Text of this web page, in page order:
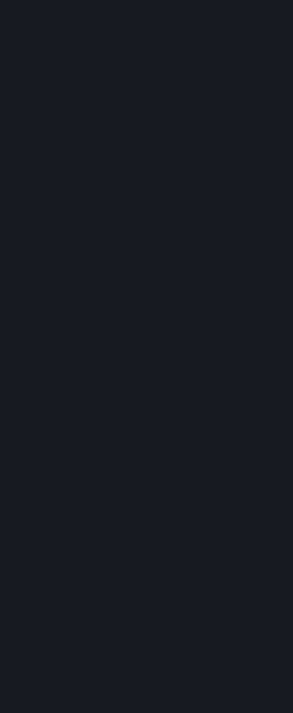
此外，您还可以通过平台客户端
料公开事宜或通过本政策第十条
如果我们处理您的个人信息的行
了您和我们之间的约定，您可以
方式与我们联系，向我们申请删除
如您的请求需要付出高额成本或
法响应您的请求，但我们会向您
法权益。若我们决定响应您的删
通知从我们获得您的个人信息的
非法律法规另有规定，或这些第
些第三方为保证您仍可正常使用
当您或我们协助您
规和安全技术的要求，我们可能
备份信息，我们将安全地存储您
您可以通过删除信息、关闭设备
续收集个人信息的范围或撤回您
户的方式，撤回我们继续收集您
请您理解，每个业务功能需要一
成，当您撤回同意或授权后，我
内容和服务，也不再处理您相应
授权的决定，不会影响此前基于